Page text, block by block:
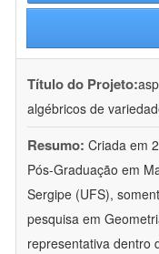
Título do Projeto:
algébricos de
Resumo: Criada em
Pós-Graduação em
Sergipe (UFS),
pesquisa em
representativa dentro